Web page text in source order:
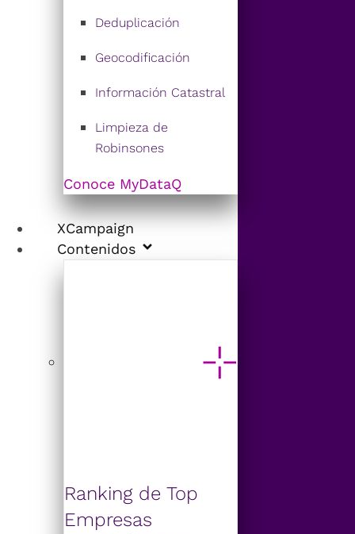
Deduplicación
Geocodificación
Información Catastral
Limpieza de
Robinsones
Conoce MyDataQ
XCampaign
Contenidos
Ranking de Top
Empresas